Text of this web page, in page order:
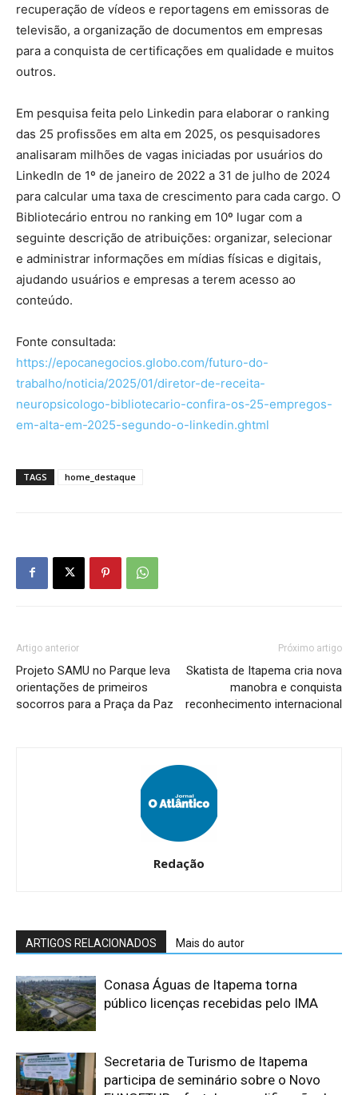
recuperação de vídeos e reportagens em emissoras de
televisão, a organização de documentos em empresas
para a conquista de certificações em qualidade e muitos
outros.
Em pesquisa feita pelo Linkedin para elaborar o ranking
das 25 profissões em alta em 2025, os pesquisadores
analisaram milhões de vagas iniciadas por usuários do
LinkedIn de 1º de janeiro de 2022 a 31 de julho de 2024
para calcular uma taxa de crescimento para cada cargo. O
Bibliotecário entrou no ranking em 10º lugar com a
seguinte descrição de atribuições: organizar, selecionar
e administrar informações em mídias físicas e digitais,
ajudando usuários e empresas a terem acesso ao
conteúdo.
Fonte consultada:
https://epocanegocios.globo.com/futuro-do-
trabalho/noticia/2025/01/diretor-de-receita-
neuropsicologo-bibliotecario-confira-os-25-empregos-
em-alta-em-2025-segundo-o-linkedin.ghtml
TAGS home_destaque
Artigo anterior
Projeto SAMU no Parque leva
orientações de primeiros
socorros para a Praça da Paz
Próximo artigo
Skatista de Itapema cria nova
manobra e conquista
reconhecimento internacional
Redação
ARTIGOS RELACIONADOS Mais do autor
Conasa Águas de Itapema torna
público licenças recebidas pelo IMA
Secretaria de Turismo de Itapema
participa de seminário sobre o Novo